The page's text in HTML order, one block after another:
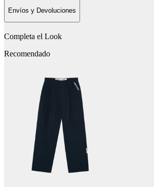
Envíos y Devoluciones
Completa el Look
Recomendado